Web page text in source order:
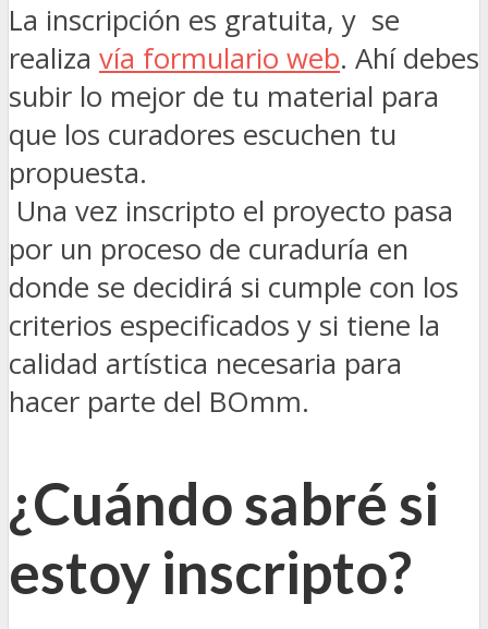
La inscripción es gratuita, y se
realiza vía formulario web. Ahí debes
subir lo mejor de tu material para
que los curadores escuchen tu
propuesta.
Una vez inscripto el proyecto pasa
por un proceso de curaduría en
donde se decidirá si cumple con los
criterios especificados y si tiene la
calidad artística necesaria para
hacer parte del BOmm.
¿Cuándo sabré si
estoy inscripto?